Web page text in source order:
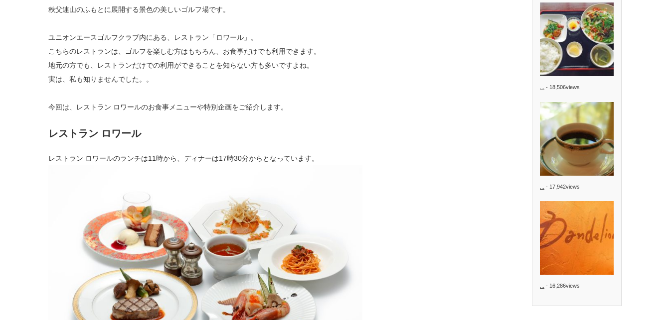
秩父連山のふもとに展開する景色の美しいゴルフ場です。
ユニオンエースゴルフクラブ内にある、レストラン「ロワール」。
こちらのレストランは、ゴルフを楽しむ方はもちろん、お食事だけでも利用できます。
地元の方でも、レストランだけでの利用ができることを知らない方も多いですよね。
実は、私も知りませんでした。。
今回は、レストラン ロワールのお食事メニューや特別企画をご紹介します。
レストラン ロワール
レストラン ロワールのランチは11時から、ディナーは17時30分からとなっています。
- 18,506views
- 17,942views
- 16,286views